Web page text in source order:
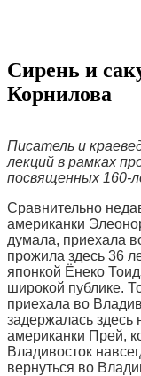
Сирень и
Корнилова
Писатель и
лекций в рамках
посвященных 160-
Сравнительно
американки
думала, приехала
прожила здесь 36
японкой Ёнеко
широкой публике.
приехала во
задержалась здесь
американки Прей,
Владивосток
вернуться во